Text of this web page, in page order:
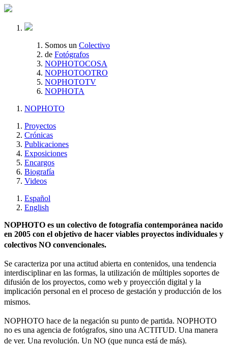
Somos un Colectivo
de Fotógrafos
NOPHOTOCOSA
NOPHOTOOTRO
NOPHOTOTV
NOPHOTA
NOPHOTO
Proyectos
Crónicas
Publicaciones
Exposiciones
Encargos
Biografía
Videos
Español
English
NOPHOTO es un colectivo de fotografía contemporánea nacido
en 2005 con el objetivo de hacer viables proyectos individuales y
colectivos NO convencionales.
Se caracteriza por una actitud abierta en contenidos, una tendencia
interdisciplinar en las formas, la utilización de múltiples soportes de
difusión de los proyectos, como web y proyección digital y la
implicación personal en el proceso de gestación y producción de los
mismos.
NOPHOTO hace de la negación su punto de partida. NOPHOTO
no es una agencia de fotógrafos, sino una ACTITUD. Una manera
de ver. Una revolución. Un NO (que nunca está de más).